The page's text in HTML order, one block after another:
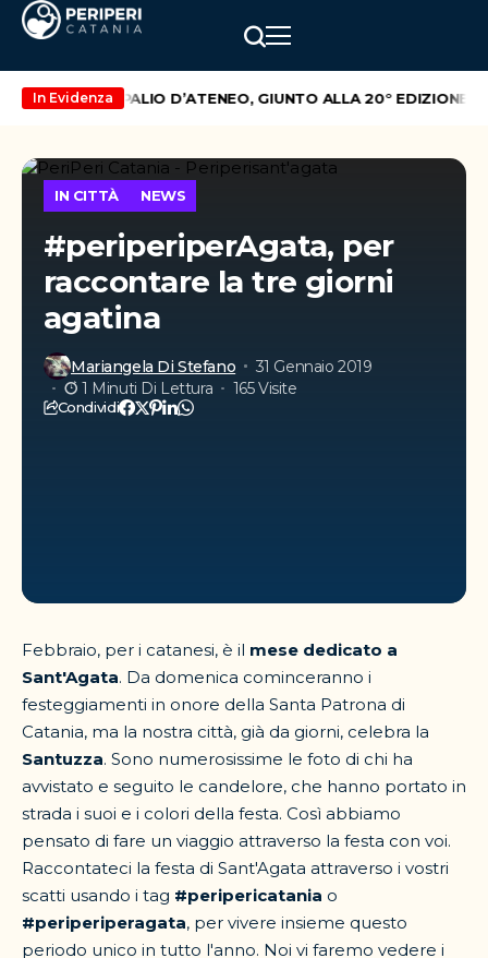
In Evidenza
TORNA IL PALIO D’ATENEO, GIUNTO ALLA 20° EDIZIONE
IN CITTÀ NEWS
#periperiperAgata, per
raccontare la tre giorni
agatina
Mariangela Di Stefano
31 Gennaio 2019
1 Minuti Di Lettura
165 Visite
Condividi
Febbraio, per i catanesi, è il mese dedicato a
Sant'Agata. Da domenica cominceranno i
festeggiamenti in onore della Santa Patrona di
Catania, ma la nostra città, già da giorni, celebra la
Santuzza. Sono numerosissime le foto di chi ha
avvistato e seguito le candelore, che hanno portato in
strada i suoi e i colori della festa. Così abbiamo
pensato di fare un viaggio attraverso la festa con voi.
Raccontateci la festa di Sant'Agata attraverso i vostri
scatti usando i tag #peripericatania o
#periperiperagata, per vivere insieme questo
periodo unico in tutto l'anno. Noi vi faremo vedere i